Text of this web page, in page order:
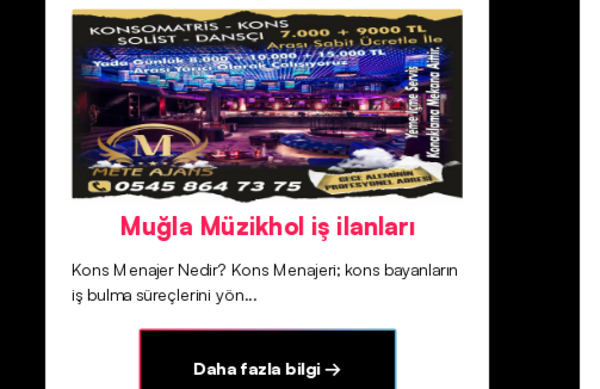
Muğla Müzikhol iş ilanları
Kons Menajer Nedir? Kons Menajeri; kons bayanların
iş bulma süreçlerini yön...
Daha fazla bilgi →